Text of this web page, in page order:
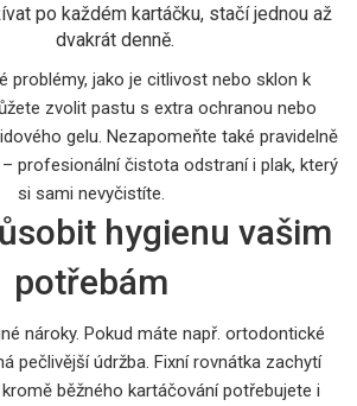
po každém kartáčku, stačí jednou až
dvakrát denně.
problémy, jako je citlivost nebo sklon k
zvolit pastu s extra ochranou nebo
gelu. Nezapomeňte také pravidelně
profesionální čistota odstraní i plak, který
si sami nevyčistíte.
hygienu vašim
potřebám
nároky. Pokud máte např. ortodontické
pečlivější údržba. Fixní rovnátka zachytí
běžného kartáčování potřebujete i